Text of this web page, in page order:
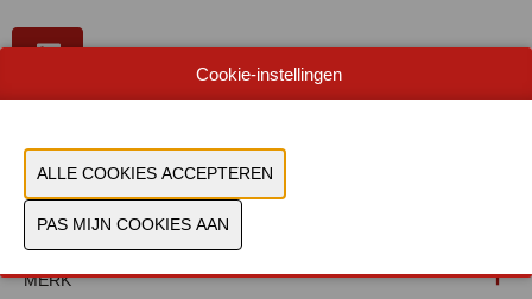
PRODUCTGROEP
FOTO'S
MERK
Cookie-instellingen